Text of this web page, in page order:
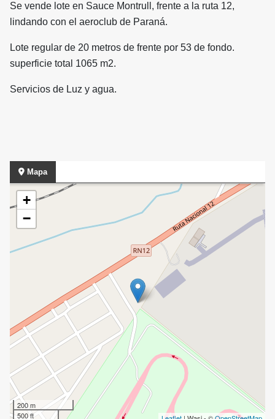
Se vende lote en Sauce Montrull, frente a la ruta 12,
lindando con el aeroclub de Paraná.
Lote regular de 20 metros de frente por 53 de fondo.
superficie total 1065 m2.
Servicios de Luz y agua.
Mapa
+
−
200 m
500 ft